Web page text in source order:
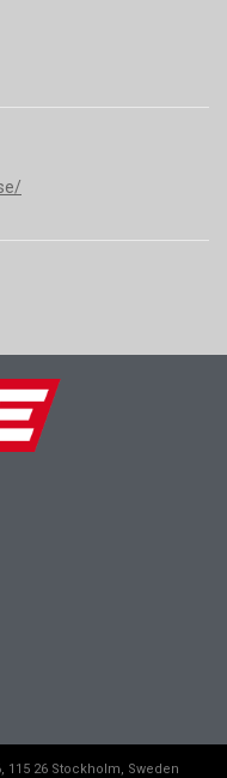
115 26 Stockholm, Sweden